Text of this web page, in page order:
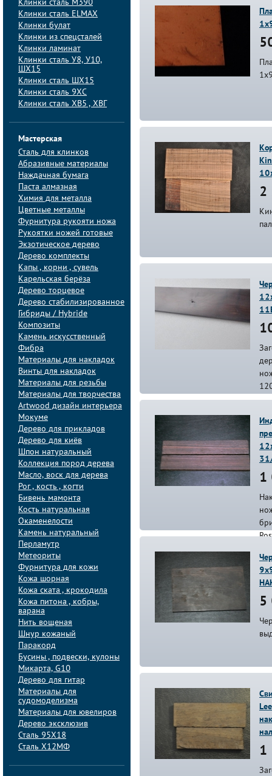
Клинки сталь M390
Клинки сталь ELMAX
Клинки булат
Клинки из спецсталей
Клинки ламинат
Клинки сталь У8, У10,
ШХ15
Клинки сталь ШХ15
Клинки сталь 9ХС
Клинки сталь ХВ5 , ХВГ
Мастерская
Сталь для клинков
Абразивные материалы
Наждачная бумага
Паста алмазная
Химия для металла
Цветные металлы
Фурнитура рукояти ножа
Рукоятки ножей готовые
Экзотическое дерево
Дерево комплекты
Капы , корни , сувель
Карельская берёза
Дерево торцевое
Дерево стабилизированное
Гибриды / Hybride
Композиты
Камень искусственный
Фибра
Материалы для накладок
Винты для накладок
Материалы для резьбы
Материалы для творчества
Artwood дизайн интерьера
Мокуме
Дерево для прикладов
Дерево для киёв
Шпон натуральный
Коллекция пород дерева
Масло, воск для дерева
Рог , кость , когти
Бивень мамонта
Кость натуральная
Окаменелости
Камень натуральный
Перламутр
Метеориты
Фурнитура для кожи
Кожа шорная
Кожа ската , крокодила
Кожа питона , кобры,
варана
Нить вощеная
Шнур кожаный
Паракорд
Бусины , подвески, кулоны
Микарта, G10
Дерево для гитар
Материалы для
судомоделизма
Материалы для ювелиров
Дерево эксклюзив
Сталь 95Х18
Сталь Х12МФ
2
1
5
1